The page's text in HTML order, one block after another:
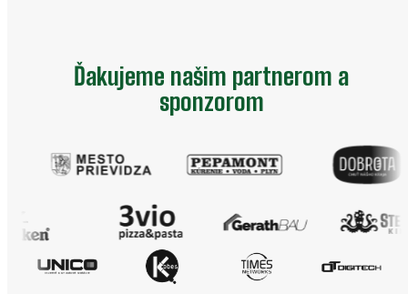
Ďakujeme našim partnerom a
sponzorom